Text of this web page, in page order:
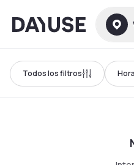
Dayuse
Todos los filtros